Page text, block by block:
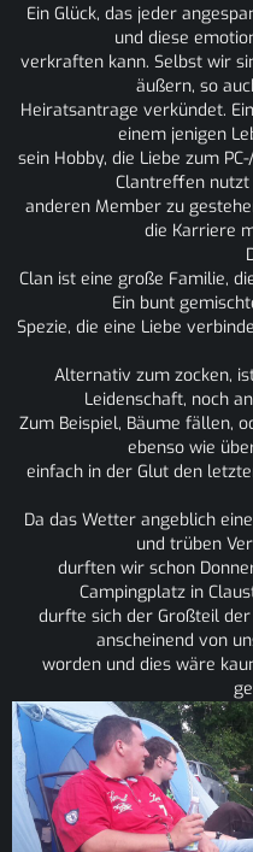
Ein Glück, das jeder
und diese
verkraften kann. Selbst wir
äußern, so
Heiratsantrage verkündet.
einem jenigen
sein Hobby, die Liebe zum
Clantreffen nutzt
anderen Member zu
die Karriere
Clan ist eine große Familie,
Ein bunt
Spezie, die eine Liebe
Alternativ zum zocken,
Leidenschaft, noch
Zum Beispiel, Bäume fällen,
ebenso wie
einfach in der Glut den
Da das Wetter angeblich
und trüben
durften wir schon
Campingplatz in
durfte sich der Großteil
anscheinend von
worden und dies wäre